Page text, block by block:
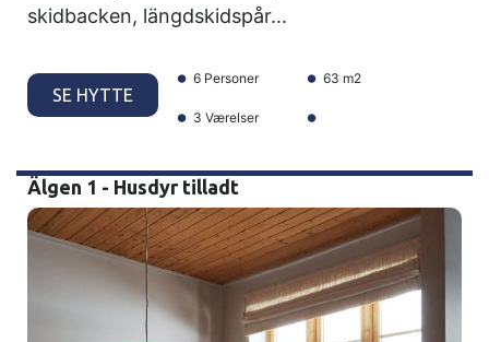
skidbacken, längdskidspår...
SE HYTTE
6 Personer 63 m2
3 Værelser
Älgen 1 - Husdyr tilladt